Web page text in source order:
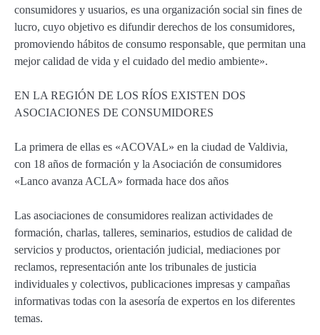
consumidores y usuarios, es una organización social sin fines de
lucro, cuyo objetivo es difundir derechos de los consumidores,
promoviendo hábitos de consumo responsable, que permitan una
mejor calidad de vida y el cuidado del medio ambiente».
EN LA REGIÓN DE LOS RÍOS EXISTEN DOS
ASOCIACIONES DE CONSUMIDORES
La primera de ellas es «ACOVAL» en la ciudad de Valdivia,
con 18 años de formación y la Asociación de consumidores
«Lanco avanza ACLA» formada hace dos años
Las asociaciones de consumidores realizan actividades de
formación, charlas, talleres, seminarios, estudios de calidad de
servicios y productos, orientación judicial, mediaciones por
reclamos, representación ante los tribunales de justicia
individuales y colectivos, publicaciones impresas y campañas
informativas todas con la asesoría de expertos en los diferentes
temas.